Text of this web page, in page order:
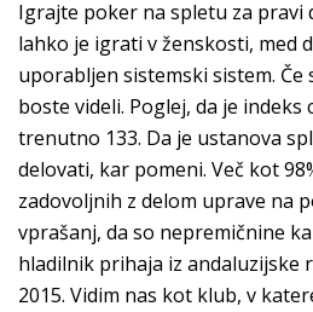
Igrajte poker na spletu za pravi
lahko je igrati v ženskosti, med
uporabljen sistemski sistem. Če
boste videli. Poglej, da je indeks
trenutno 133. Da je ustanova
delovati, kar pomeni. Več kot
zadovoljnih z delom uprave na
vprašanj, da so nepremičnine
hladilnik prihaja iz andaluzijske
2015. Vidim nas kot klub, v